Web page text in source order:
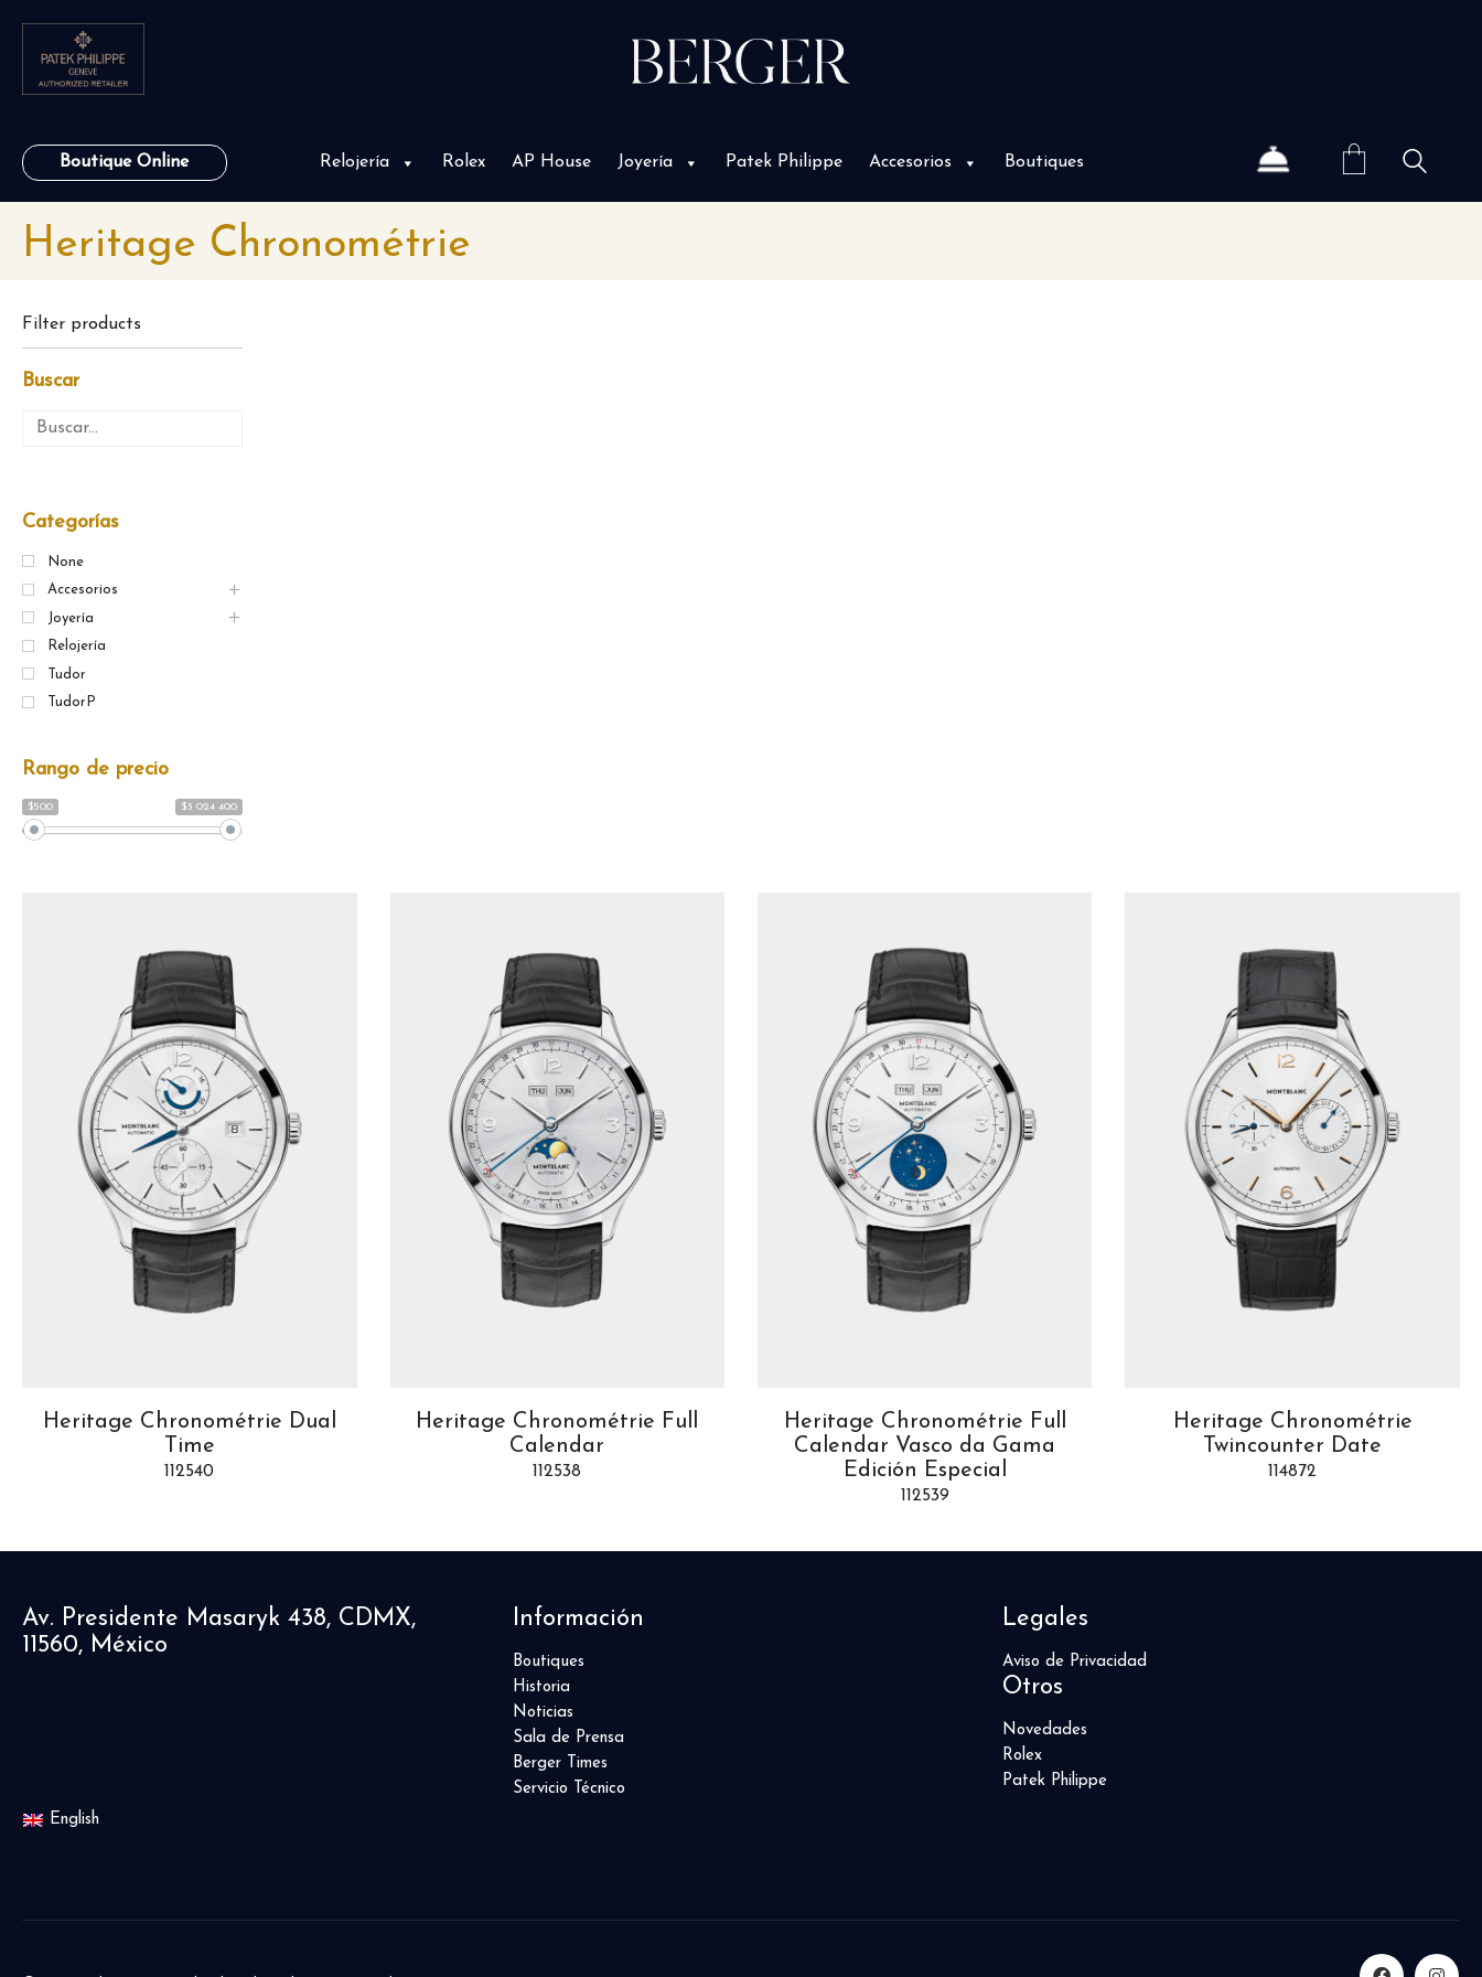
Boutique Online Relojería Rolex AP House Joyería Patek Philippe Accesorios Boutiques
Heritage Chronométrie
Heritage Chronométrie Dual
Time
112540
Heritage Chronométrie Full
Calendar
112538
Heritage Chronométrie Full
Calendar Vasco da Gama
Edición Especial
112539
Heritage Chronométrie
Twincounter Date
114872
Filter products
Buscar
Categorías
None
Accesorios
Joyería
Relojería
Tudor
TudorP
Rango de precio
$500 $3 024 400
Av. Presidente Masaryk 438, CDMX,
11560, México
Información
Boutiques
Historia
Noticias
Sala de Prensa
Berger Times
Servicio Técnico
Legales
Aviso de Privacidad
Otros
Novedades
Rolex
Patek Philippe
English